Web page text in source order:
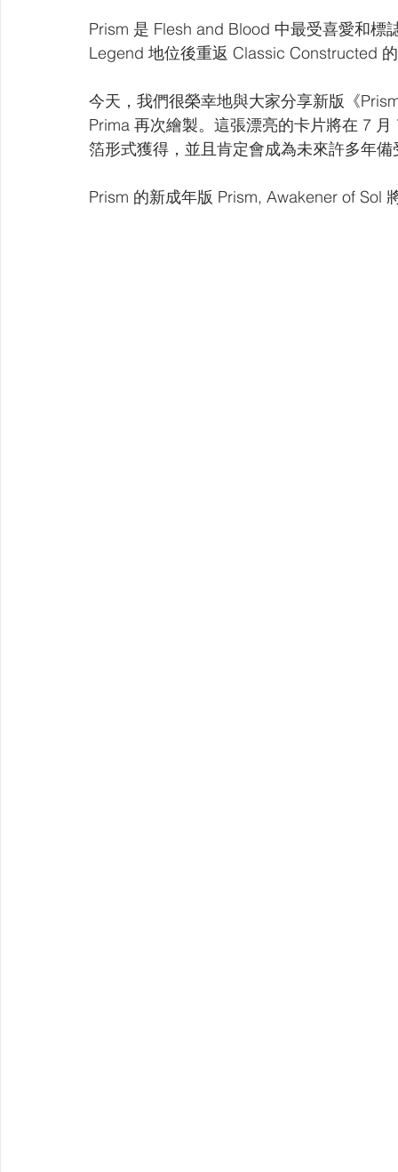
Prism 是 Flesh and Blood 中最受喜愛和
Legend 地位後重返 Classic Constructed
今天，我們很榮幸地與大家分享新版《
Prima 再次繪製。這張漂亮的卡片將在 7
箔形式獲得，並且肯定會成為未來許多年
Prism 的新成年版 Prism, Awakener of Sol